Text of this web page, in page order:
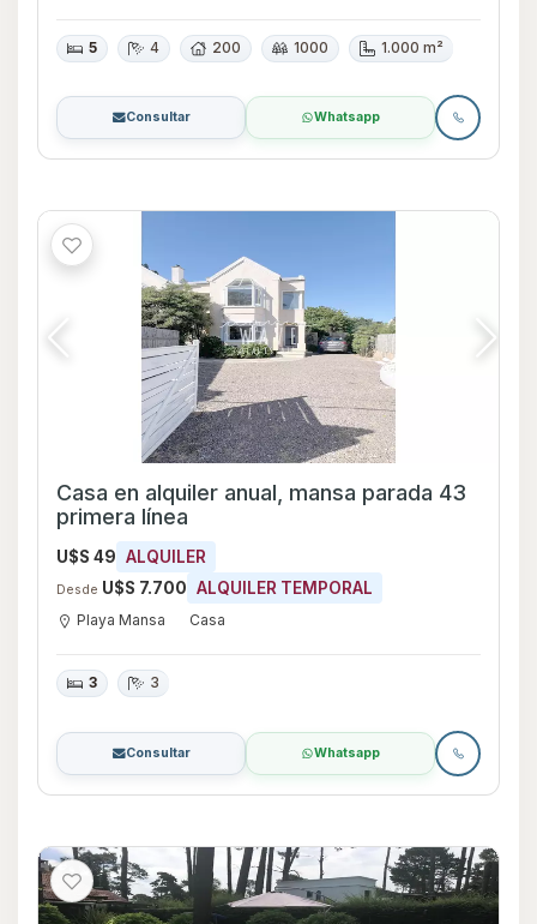
5 4 200 1000 1.000 m²
Consultar Whatsapp
Casa en alquiler anual, mansa parada 43
primera línea
U$S 49 ALQUILER
Desde U$S 7.700 ALQUILER TEMPORAL
Playa Mansa Casa
3 3
Consultar Whatsapp